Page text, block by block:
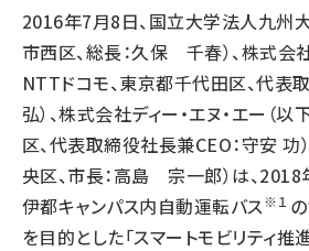
aitras (186)
タンデム (150)
2016年7月8日、国立大学法人九州大
市西区、総長：久保 千春）、株式会
NTTドコモ、東京都千代田区、代表
弘）、株式会社ディー・エヌ・エー（
区、代表取締役社長兼CEO：守安 功
央区、市長：高島 宗一郎）は、
伊都キャンパス内自動運転バス※１
を目的とした「スマートモビリティ推